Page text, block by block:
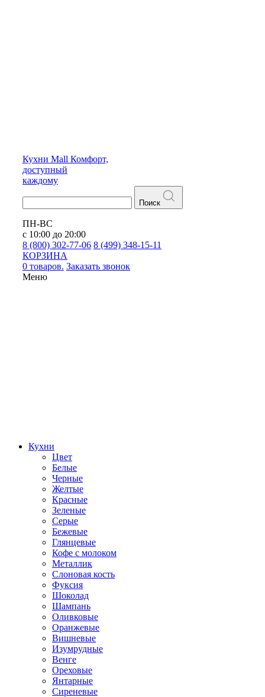
Кухни Mall Комфорт,
доступный
каждому
Поиск
ПН-ВС
с 10:00 до 20:00
8 (800) 302-77-06 8 (499) 348-15-11
КОРЗИНА
0 товаров. Заказать звонок
Меню
Кухни
Цвет
Белые
Черные
Желтые
Красные
Зеленые
Серые
Бежевые
Глянцевые
Кофе с молоком
Металлик
Слоновая кость
Фуксия
Шоколад
Шампань
Оливковые
Оранжевые
Вишневые
Изумрудные
Венге
Ореховые
Янтарные
Сиреневые